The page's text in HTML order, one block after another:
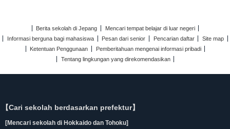
Berita sekolah di Jepang
Mencari tempat belajar di luar negeri
Informasi berguna bagi mahasiswa
Pesan dari senior Pencarian daftar
Site map
Ketentuan Penggunaan
Pemberitahuan mengenai informasi pribadi
Tentang lingkungan yang direkomendasikan
【Cari sekolah berdasarkan prefektur】
[Mencari sekolah di Hokkaido dan Tohoku]